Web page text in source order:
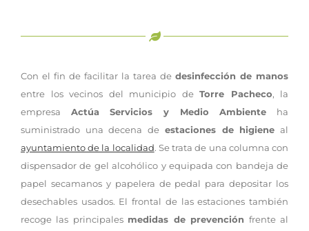
Con el fin de facilitar la tarea de desinfección de manos
entre los vecinos del municipio de Torre Pacheco, la
empresa Actúa Servicios y Medio Ambiente ha
suministrado una decena de estaciones de higiene al
ayuntamiento de la localidad. Se trata de una columna con
dispensador de gel alcohólico y equipada con bandeja de
papel secamanos y papelera de pedal para depositar los
desechables usados. El frontal de las estaciones también
recoge las principales medidas de prevención frente al